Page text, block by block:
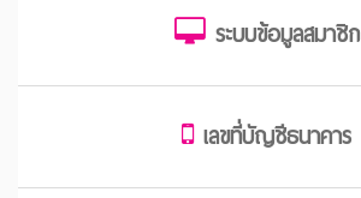
ระบบข้อมูลสมาชิก
เลขที่บัญชีธนาคาร